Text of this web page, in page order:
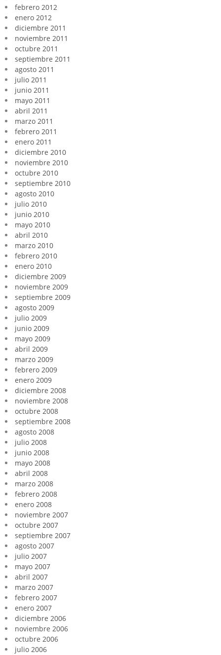
febrero 2012
enero 2012
diciembre 2011
noviembre 2011
octubre 2011
septiembre 2011
agosto 2011
julio 2011
junio 2011
mayo 2011
abril 2011
marzo 2011
febrero 2011
enero 2011
diciembre 2010
noviembre 2010
octubre 2010
septiembre 2010
agosto 2010
julio 2010
junio 2010
mayo 2010
abril 2010
marzo 2010
febrero 2010
enero 2010
diciembre 2009
noviembre 2009
septiembre 2009
agosto 2009
julio 2009
junio 2009
mayo 2009
abril 2009
marzo 2009
febrero 2009
enero 2009
diciembre 2008
noviembre 2008
octubre 2008
septiembre 2008
agosto 2008
julio 2008
junio 2008
mayo 2008
abril 2008
marzo 2008
febrero 2008
enero 2008
noviembre 2007
octubre 2007
septiembre 2007
agosto 2007
julio 2007
mayo 2007
abril 2007
marzo 2007
febrero 2007
enero 2007
diciembre 2006
noviembre 2006
octubre 2006
julio 2006